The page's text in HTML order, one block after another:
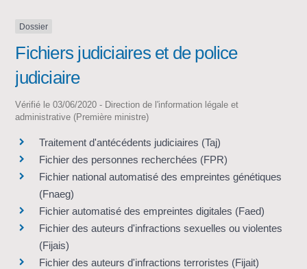
Dossier
Fichiers judiciaires et de police
judiciaire
Vérifié le 03/06/2020 - Direction de l'information légale et
administrative (Première ministre)
Traitement d'antécédents judiciaires (Taj)
Fichier des personnes recherchées (FPR)
Fichier national automatisé des empreintes génétiques
(Fnaeg)
Fichier automatisé des empreintes digitales (Faed)
Fichier des auteurs d'infractions sexuelles ou violentes
(Fijais)
Fichier des auteurs d'infractions terroristes (Fijait)